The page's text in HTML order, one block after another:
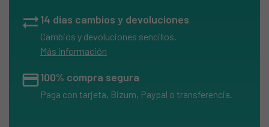
HAIER, 37001155 H3F-280WSAAU1
HAIER, 37001163 HF-255WAA
HAIER, 37001175 H3F-320WTAAU1
sync_alt14 días cambios y devoluciones
Cambios y devoluciones sencillos.
Más información
credit_card100% compra segura
Paga con tarjeta, Bizum, Paypal o transferencia.